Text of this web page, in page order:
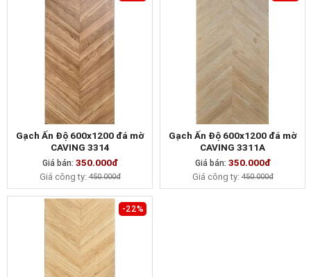
MUA NGAY
Gạch Ấn Độ 600x1200 đá mờ
CAVING 3314
Giá bán: 350.000đ
Giá công ty:450.000đ
MUA NGAY
Gạch Ấn Độ 600x1200 đá mờ
CAVING 3311A
Giá bán: 350.000đ
Giá công ty:450.000đ
-22%